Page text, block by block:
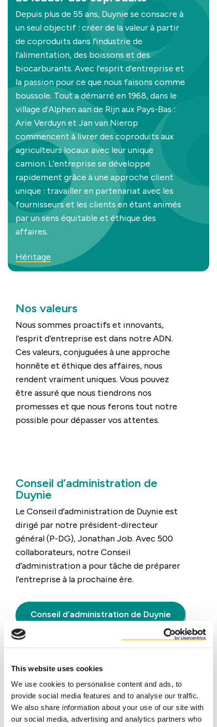
This website uses cookies
We use cookies to personalise content and ads, to
provide social media features and to analyse our traffic.
We also share information about your use of our site with
our social media, advertising and analytics partners who
Depuis plus de 55 ans, Duynie se consacre à
un seul objectif : créer de la valeur à partir
de coproduits dans l'industrie de
l’alimentation, des boissons et des
biocarburants. Avec l'esprit d'entreprise et
la passion pour ce que nous faisons comme
boussole. Tout a démarré en 1968, dans le
village d'Alphen aan de Rijn aux Pays-Bas :
Arie Verduyn et Jan van Nierop
commencent à livrer des coproduits aux
agriculteurs locaux avec leur unique
camion. L'entreprise se développe
rapidement grâce à une approche client
unique : travailler en partenariat avec les
fournisseurs et les clients en étant animés
par un sens équitable et éthique des
affaires.
Héritage
Nos valeurs
Nous sommes proactifs et innovants,
l’esprit d’entreprise est dans notre ADN.
Ces valeurs, conjuguées à une approche
honnête et éthique des affaires, nous
rendent vraiment uniques. Vous pouvez
être assuré que nous tiendrons nos
promesses et que nous ferons tout notre
possible pour dépasser vos attentes.
Conseil d’administration de
Duynie
Le Conseil d’administration de Duynie est
dirigé par notre président-directeur
général (P-DG), Jonathan Job. Avec 500
collaborateurs, notre Conseil
d’administration a pour tâche de préparer
l’entreprise à la prochaine ère.
Conseil d’administration de Duynie
Notre présence
Duynie est le plus grand transformateur
européen de coproduits. Chaque année,